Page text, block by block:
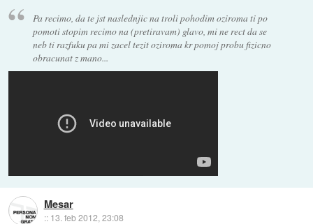
Pa recimo, da te jst naslednjic na troli pohodim oziroma ti po
pomoti stopim recimo na (pretiravam) glavo, mi ne rect da se
neb ti razfuku pa mi zacel tezit oziroma kr pomoj probu fizicno
obracunat z mano...
Mesar
:: 13. feb 2012, 23:08